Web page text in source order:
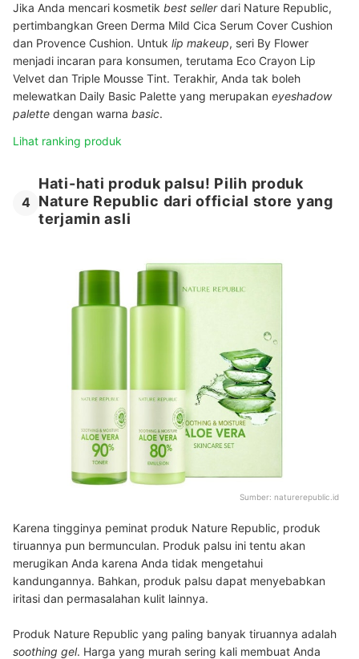
Jika Anda mencari kosmetik best sellerdari Nature Republic,
pertimbangkan Green Derma Mild Cica Serum Cover Cushion
dan Provence Cushion. Untuk lip makeup, seri By Flower
menjadi incaran para konsumen, terutama Eco Crayon Lip
Velvet dan Triple Mousse Tint. Terakhir, Anda tak boleh
melewatkan Daily Basic Palette yang merupakan eyeshadow
palette dengan warna basic.
Lihat ranking produk
4
Hati-hati produk palsu! Pilih produk
Nature Republic dari official store yang
terjamin asli
Sumber: naturerepublic.id
Karena tingginya peminat produk Nature Republic, produk
tiruannya pun bermunculan. Produk palsu ini tentu akan
merugikan Anda karena Anda tidak mengetahui
kandungannya. Bahkan, produk palsu dapat menyebabkan
iritasi dan permasalahan kulit lainnya.
Produk Nature Republic yang paling banyak tiruannya adalah
soothing gel. Harga yang murah sering kali membuat Anda